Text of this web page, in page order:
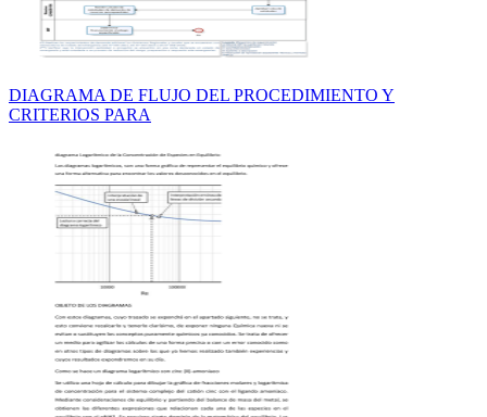
DIAGRAMA DE FLUJO DEL PROCEDIMIENTO Y
CRITERIOS PARA